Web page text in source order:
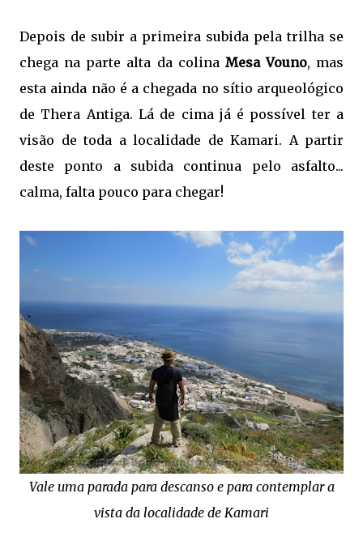
Depois de subir a primeira subida pela trilha se
chega na parte alta da colina Mesa Vouno, mas
esta ainda não é a chegada no sítio arqueológico
de Thera Antiga. Lá de cima já é possível ter a
visão de toda a localidade de Kamari. A partir
deste ponto a subida continua pelo asfalto...
calma, falta pouco para chegar!
Vale uma parada para descanso e para contemplar a
vista da localidade de Kamari